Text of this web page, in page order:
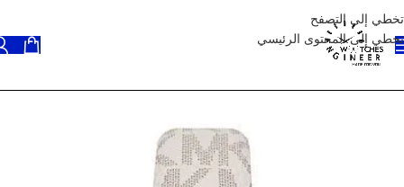
تخطي إلى التصفح
تخطي إلى المحتوى الرئيسي